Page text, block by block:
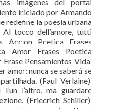
imágenes del portal
iniciado por Armando
redefine la poesía urbana
tocco dell’amore, tutti
Accion Poetica Frases
Amor Frases Poetica
Pensamientos Vida.
amor: nunca se saberá se
(Paul Verlaine),
l’altro, ma guardare
(Friedrich Schiller),